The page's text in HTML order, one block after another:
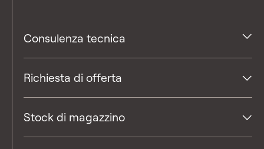
Consulenza tecnica
Richiesta di offerta
Stock di magazzino